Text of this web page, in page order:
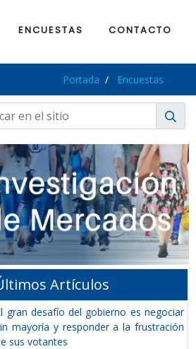
ENCUESTAS CONTACTO
Portada Encuestas
Artículos
gran desafío del gobierno es negociar
mayoría y responder a la frustración
sus votantes